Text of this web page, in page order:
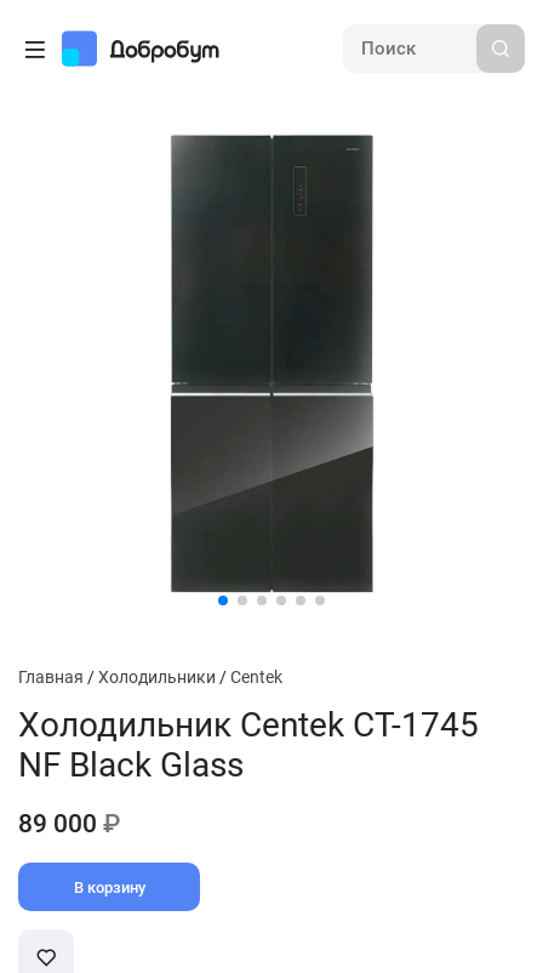
Главная /Холодильники /Centek
Холодильник Centek CT-1745
NF Black Glass
89 000 ₽
В корзину